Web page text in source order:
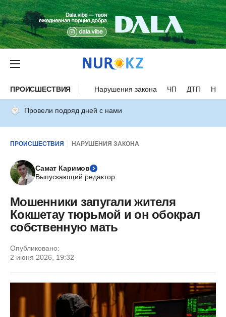
ПРОИСШЕСТВИЯ Нарушения закона ЧП ДТП
Провели подряд дней с нами
ПРОИСШЕСТВИЯ НАРУШЕНИЯ ЗАКОНА
Самат Каримов
Выпускающий редактор
Мошенники запугали жителя
Кокшетау тюрьмой и он обокрал
собственную мать
Опубликовано:
2 июня 2026, 19:32